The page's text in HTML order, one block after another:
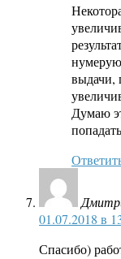
выдачи,
Думаю
01.07.2018 в
Спасибо)